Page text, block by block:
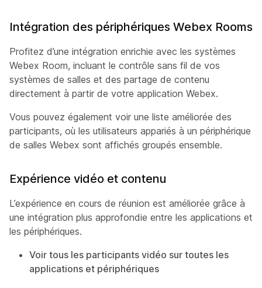
Intégration des périphériques Webex Rooms
Profitez d’une intégration enrichie avec les systèmes
Webex Room, incluant le contrôle sans fil de vos
systèmes de salles et des partage de contenu
directement à partir de votre application Webex.
Vous pouvez également voir une liste améliorée des
participants, où les utilisateurs appariés à un périphérique
de salles Webex sont affichés groupés ensemble.
Expérience vidéo et contenu
L’expérience en cours de réunion est améliorée grâce à
une intégration plus approfondie entre les applications et
les périphériques.
Voir tous les participants vidéo sur toutes les
applications et périphériques